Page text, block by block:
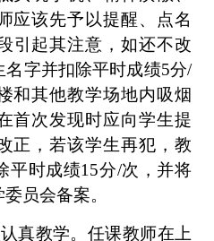
应该先予以提醒、 点名
引起其注意，如还不改
名字并扣除平时成绩5分/
和其他教学场地内吸烟
首次发现时应向学生提
正， 若该学生再犯，教
平时成绩15分/次， 并将
委员会备案。
真教学。 任课教师在上